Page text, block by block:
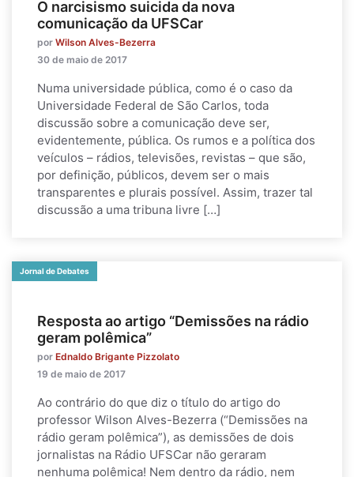
O narcisismo suicida da nova
comunicação da UFSCar
por Wilson Alves-Bezerra
30 de maio de 2017
Numa universidade pública, como é o caso da
Universidade Federal de São Carlos, toda
discussão sobre a comunicação deve ser,
evidentemente, pública. Os rumos e a política dos
veículos – rádios, televisões, revistas – que são,
por definição, públicos, devem ser o mais
transparentes e plurais possível. Assim, trazer tal
discussão a uma tribuna livre […]
Jornal de Debates
Resposta ao artigo “Demissões na rádio
geram polêmica”
por Ednaldo Brigante Pizzolato
19 de maio de 2017
Ao contrário do que diz o título do artigo do
professor Wilson Alves-Bezerra (“Demissões na
rádio geram polêmica”), as demissões de dois
jornalistas na Rádio UFSCar não geraram
nenhuma polêmica! Nem dentro da rádio, nem